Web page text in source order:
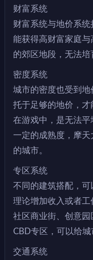
财富系统
财富系统与地价系
能获得高财富家庭
的郊区地段，无法培
密度系统
城市的密度也受到
托于足够的地价，才
在游戏中，是无法平
一定的成熟度，摩
的城市。
专区系统
不同的建筑搭配，
理论增加收入或者工
社区商业街、创意
CBD专区，可以给城
交通系统